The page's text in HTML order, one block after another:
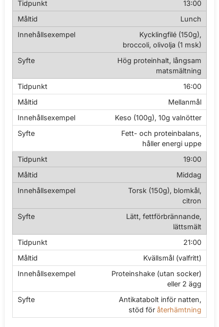
13:00
Lunch
Kycklingfilé (150g),
broccoli, olivolja (1 msk)
Hög proteinhalt, långsam
matsmältning
16:00
Mellanmål
Keso (100g), 10g valnötter
Fett- och proteinbalans,
håller energi uppe
19:00
Middag
Torsk (150g), blomkål,
citron
Lätt, fettförbrännande,
lättsmält
21:00
Kvällsmål (valfritt)
Proteinshake (utan socker)
eller 2 ägg
Antikatabolt inför natten,
stöd för återhämtning